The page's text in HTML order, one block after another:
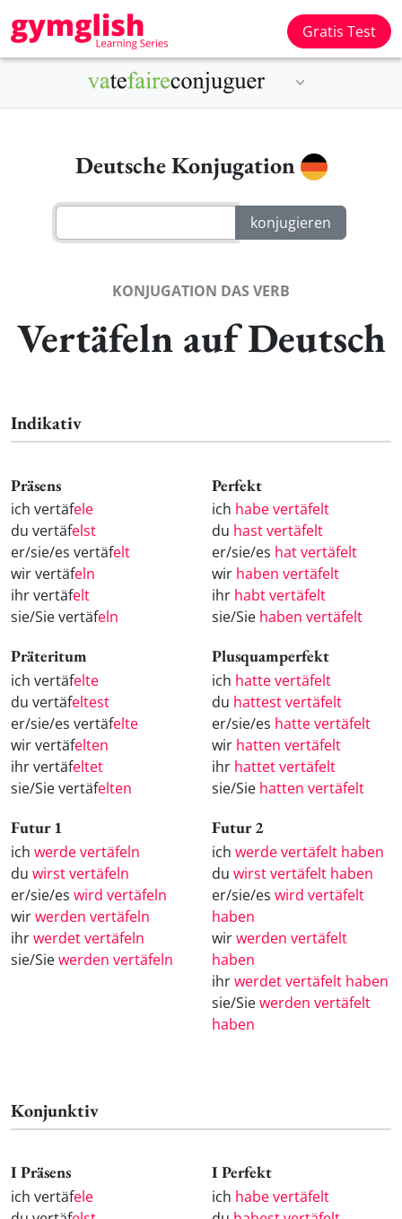
Gratis Test
Deutsche Konjugation
KONJUGATION DAS VERB
Vertäfeln auf Deutsch
Indikativ
Präsens
ich vertäfele
du vertäfelst
er/sie/es vertäfelt
wir vertäfeln
ihr vertäfelt
sie/Sie vertäfeln
Perfekt
ich habe vertäfelt
du hast vertäfelt
er/sie/es hat vertäfelt
wir haben vertäfelt
ihr habt vertäfelt
sie/Sie haben vertäfelt
Präteritum
ich vertäfelte
du vertäfeltest
er/sie/es vertäfelte
wir vertäfelten
ihr vertäfeltet
sie/Sie vertäfelten
Plusquamperfekt
ich hatte vertäfelt
du hattest vertäfelt
er/sie/es hatte vertäfelt
wir hatten vertäfelt
ihr hattet vertäfelt
sie/Sie hatten vertäfelt
Futur 1
ich werde vertäfeln
du wirst vertäfeln
er/sie/es wird vertäfeln
wirwerden vertäfeln
ihrwerdet vertäfeln
sie/Siewerden vertäfeln
Futur 2
ich werde vertäfelt haben
du wirst vertäfelt haben
er/sie/es wird vertäfelt
haben
wirwerden vertäfelt
haben
ihrwerdet vertäfelt haben
sie/Siewerden vertäfelt
haben
Konjunktiv
I Präsens
ich vertäfele
I Perfekt
ich habe vertäfelt